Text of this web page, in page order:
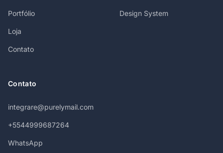
Portfólio
Loja
Contato
Design System
Contato
integrare@purelymail.com
+5544999687264
WhatsApp